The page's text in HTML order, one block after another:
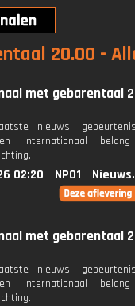
20.00 -
met gebarentaal
nieuws,
internationaal
02:20 NPO1
met gebarentaal
nieuws,
internationaal